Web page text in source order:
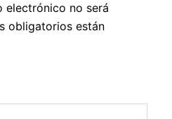
electrónico no será
obligatorios están